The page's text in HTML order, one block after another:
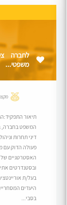
לחברה
משפטי...
תיאור
המשפט בחברה,
דיני תחרות
פעולה הדוק עם
האסטרטגיים של
ובסטנדרטים
בעל/ת
היעדים
בסבי...